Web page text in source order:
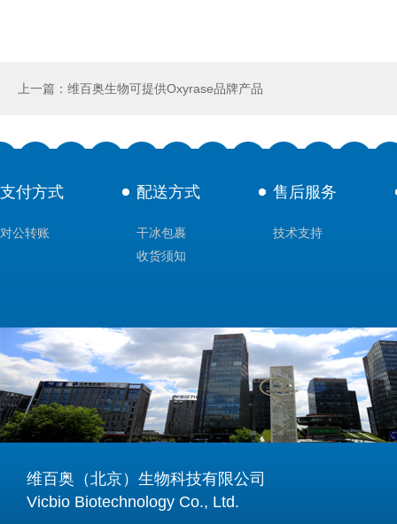
上一篇：维百奥生物可提供Oxyrase品牌产品
支付方式
对公转账
配送方式
干冰包裹
收货须知
售后服务
技术支持
维百奥（北京）生物科技有限公司
Vicbio Biotechnology Co., Ltd.